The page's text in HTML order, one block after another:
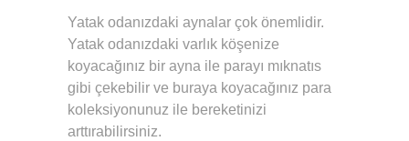
Yatak odanızdaki aynalar çok önemlidir.
Yatak odanızdaki varlık köşenize
koyacağınız bir ayna ile parayı mıknatıs
gibi çekebilir ve buraya koyacağınız para
koleksiyonunuz ile bereketinizi
arttırabilirsiniz.